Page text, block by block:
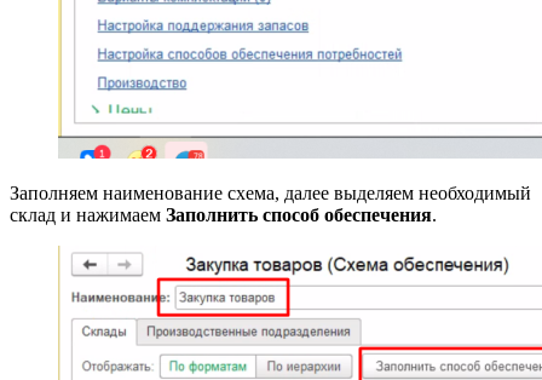
Заполняем наименование схема, далее выделяем необходимый
склад и нажимаем Заполнить способ обеспечения.